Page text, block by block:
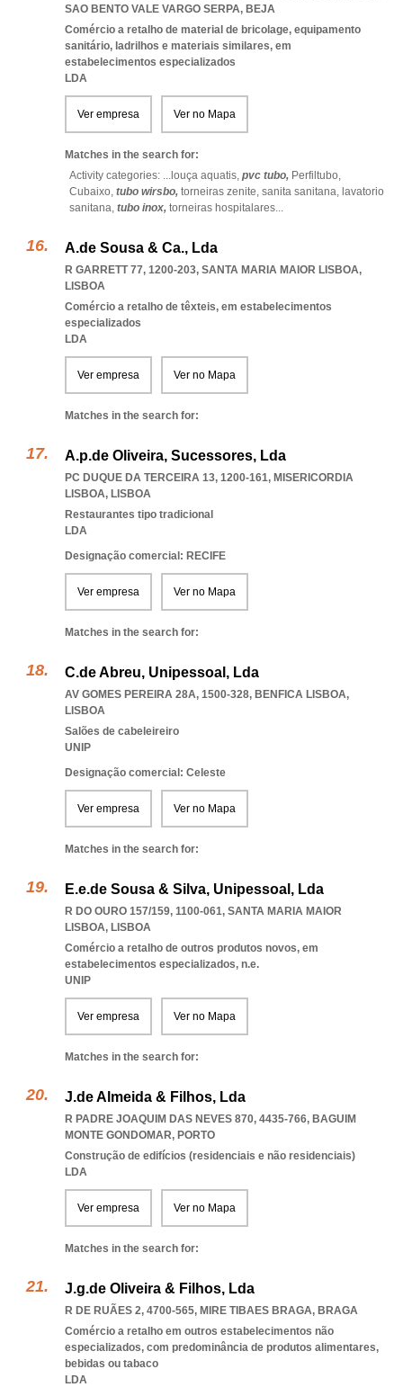
SAO BENTO VALE VARGO SERPA, BEJA
Comércio a retalho de material de bricolage, equipamento
sanitário, ladrilhos e materiais similares, em
estabelecimentos especializados
LDA
Ver empresa Ver no Mapa
Matches in the search for:
Activity categories: ... louça aquatis, pvc tubo, Perfiltubo,
Cubaixo, tubo wirsbo, torneiras zenite, sanita sanitana, lavatorio
sanitana, tubo inox, torneiras hospitalares...
A.de Sousa & Ca., Lda
R GARRETT 77, 1200-203, SANTA MARIA MAIOR LISBOA,
LISBOA
Comércio a retalho de têxteis, em estabelecimentos
especializados
LDA
Ver empresa Ver no Mapa
Matches in the search for:
A.p.de Oliveira, Sucessores, Lda
PC DUQUE DA TERCEIRA 13, 1200-161, MISERICORDIA
LISBOA, LISBOA
Restaurantes tipo tradicional
LDA
Designação comercial: RECIFE
Ver empresa Ver no Mapa
Matches in the search for:
C.de Abreu, Unipessoal, Lda
AV GOMES PEREIRA 28A, 1500-328, BENFICA LISBOA,
LISBOA
Salões de cabeleireiro
UNIP
Designação comercial: Celeste
Ver empresa Ver no Mapa
Matches in the search for:
E.e.de Sousa & Silva, Unipessoal, Lda
R DO OURO 157/159, 1100-061, SANTA MARIA MAIOR
LISBOA, LISBOA
Comércio a retalho de outros produtos novos, em
estabelecimentos especializados, n.e.
UNIP
Ver empresa Ver no Mapa
Matches in the search for:
J.de Almeida & Filhos, Lda
R PADRE JOAQUIM DAS NEVES 870, 4435-766, BAGUIM
MONTE GONDOMAR, PORTO
Construção de edifícios (residenciais e não residenciais)
LDA
Ver empresa Ver no Mapa
Matches in the search for:
J.g.de Oliveira & Filhos, Lda
R DE RUÃES 2, 4700-565, MIRE TIBAES BRAGA, BRAGA
Comércio a retalho em outros estabelecimentos não
especializados, com predominância de produtos alimentares,
bebidas ou tabaco
LDA